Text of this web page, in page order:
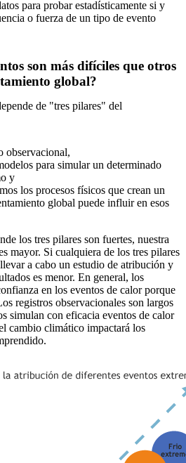
para probar estadísticamente si y
o fuerza de un tipo de evento
son más difíciles que otros
global?
de "tres pilares" del
observacional,
para simular un determinado
y
los procesos físicos que crean un
global puede influir en esos
los tres pilares son fuertes, nuestra
mayor. Si cualquiera de los tres pilares
a cabo un estudio de atribución y
es menor. En general, los
en los eventos de calor porque
registros observacionales son largos
simulan con eficacia eventos de calor
cambio climático impactará los